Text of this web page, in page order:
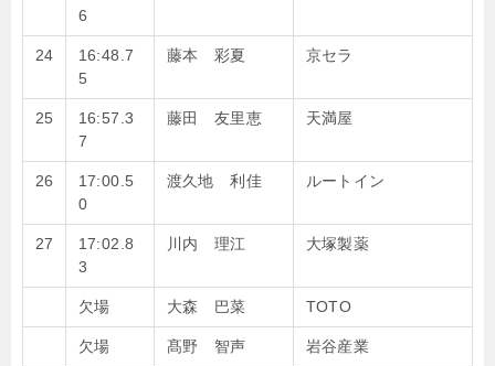
6
24
16:48.7
5
藤本 彩夏 京セラ
25
16:57.3
7
藤田 友里恵 天満屋
26
17:00.5
0
渡久地 利佳 ルートイン
27
17:02.8
3
川内 理江 大塚製薬
欠場 大森 巴菜 TOTO
欠場 髙野 智声 岩谷産業